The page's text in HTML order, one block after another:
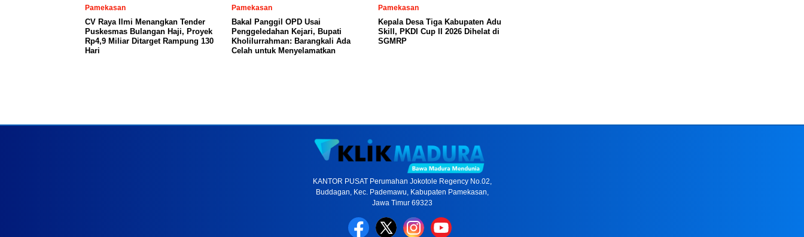
Pamekasan
CV Raya Ilmi Menangkan Tender
Puskesmas Bulangan Haji, Proyek
Rp4,9 Miliar Ditarget Rampung 130
Hari
Pamekasan
Bakal Panggil OPD Usai
Penggeledahan Kejari, Bupati
Kholilurrahman: Barangkali Ada
Celah untuk Menyelamatkan
Pamekasan
Kepala Desa Tiga Kabupaten Adu
Skill, PKDI Cup II 2026 Dihelat di
SGMRP
KANTOR PUSAT Perumahan Jokotole Regency No.02,
Buddagan, Kec. Pademawu, Kabupaten Pamekasan,
Jawa Timur 69323